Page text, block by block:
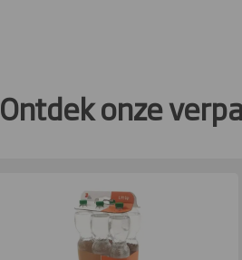
Ontdek onze